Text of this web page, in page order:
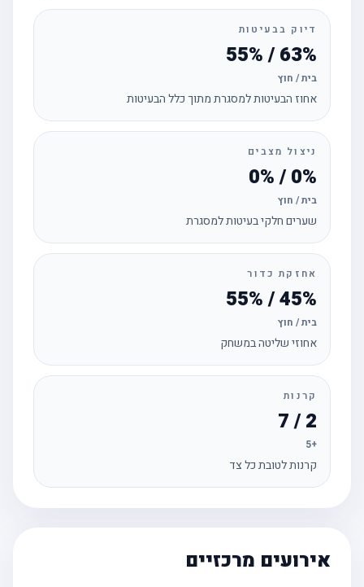
דיוק בבעיטות
63% / 55%
בית / חוץ
אחוז הבעיטות למסגרת מתוך כלל הבעיטות
ניצול מצבים
0% / 0%
בית / חוץ
שערים חלקי בעיטות למסגרת
אחזקת כדור
45% / 55%
בית / חוץ
אחוזי שליטה במשחק
קרנות
קרנות לטובת כל צד
אירועים מרכזיים